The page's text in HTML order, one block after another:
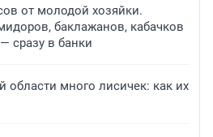
от молодой хозяйки.
баклажанов, кабачков
сразу в банки
области много лисичек: как их